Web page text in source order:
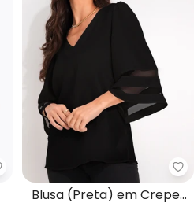
- Blusa (Arabescos )
Blusa (Preta) em Crepe